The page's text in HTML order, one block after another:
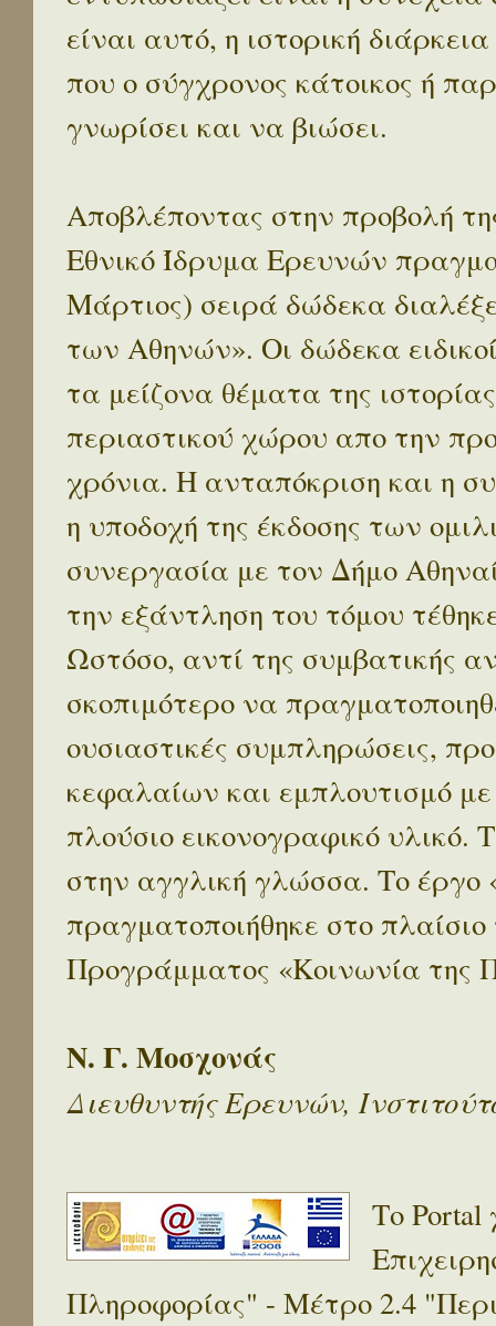
είναι αυτό, η ιστορική
που ο σύγχρονος κάτοικος ή
γνωρίσει και να βιώσει.
Αποβλέποντας στην προβολή
Εθνικό Ίδρυμα Ερευνών
Μάρτιος) σειρά δώδεκα
των Αθηνών». Οι δώδεκα
τα μείζονα θέματα της
περιαστικού χώρου απο την
χρόνια. Η ανταπόκριση και η
η υποδοχή της έκδοσης των
συνεργασία με τον Δήμο
την εξάντληση του τόμου
Ωστόσο, αντί της συμβατικής
σκοπιμότερο να
ουσιαστικές συμπληρώσεις,
κεφαλαίων και εμπλουτισμό
πλούσιο εικονογραφικό
στην αγγλική γλώσσα. Το
πραγματοποιήθηκε στο
Προγράμματος «Κοινωνία της
Ν. Γ. Μοσχονάς
Διευθυντής Ερευνών,
Το Portal
Πληροφορίας" - Μέτρο 2.4